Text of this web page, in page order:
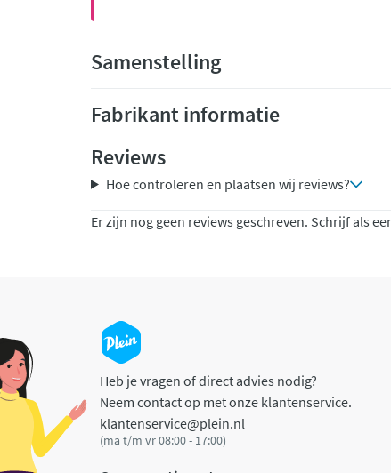
Samenstelling
Fabrikant informatie
Reviews
Hoe controleren en plaatsen wij reviews?
Er zijn nog geen reviews geschreven. Schrijf als
Heb je vragen of direct advies nodig?
Neem contact op met onze klantenservice.
klantenservice@plein.nl
(ma t/m vr 08:00 - 17:00)